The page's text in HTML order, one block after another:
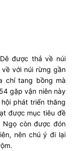
được thả về núi
với núi rừng gần
chí tang bồng mà
gặp vận niên này
phát triển thăng
được mục tiêu đề
Ngọ còn được đón
nên chú ý đi lại